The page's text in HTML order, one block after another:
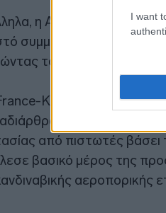
I want
η Air France-KLM
συμμετοχής της στη
τα μερίδια των
KLM είχε αρχικά
της εταιρείας
από πιστωτές βάσει
βασικό μέρος της
αεροπορικής